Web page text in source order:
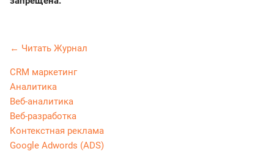
← Читать Журнал
CRM маркетинг
Аналитика
Веб-аналитика
Веб-разработка
Контекстная реклама
Google Adwords (ADS)